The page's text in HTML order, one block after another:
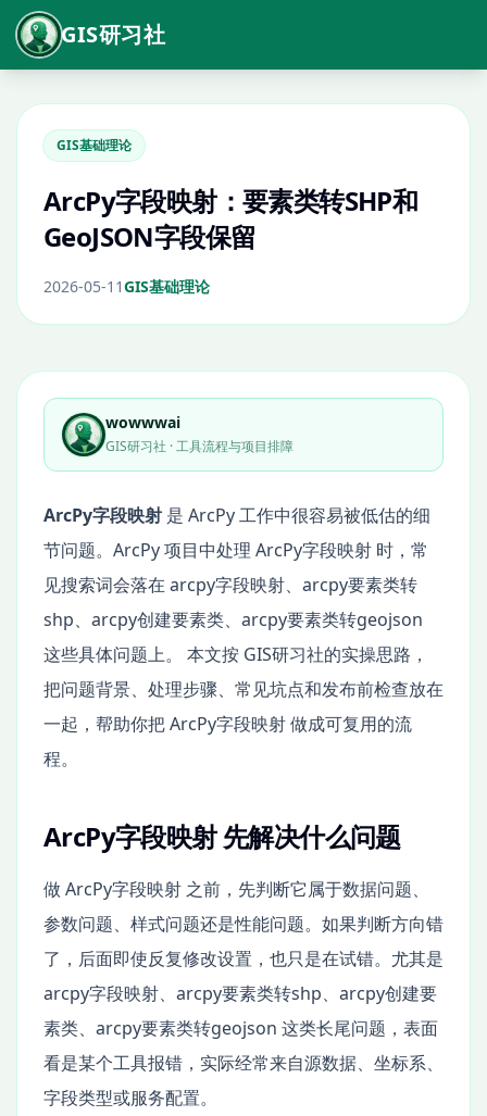
GIS研习社
GIS基础理论
ArcPy字段映射：要素类转SHP和
GeoJSON字段保留
2026-05-11GIS基础理论
wowwwai
GIS研习社 · 工具流程与项目排障
ArcPy字段映射 是 ArcPy 工作中很容易被低估的细
节问题。ArcPy 项目中处理 ArcPy字段映射 时，常
见搜索词会落在 arcpy字段映射、arcpy要素类转
shp、arcpy创建要素类、arcpy要素类转geojson
这些具体问题上。 本文按 GIS研习社的实操思路，
把问题背景、处理步骤、常见坑点和发布前检查放在
一起，帮助你把 ArcPy字段映射 做成可复用的流
程。
ArcPy字段映射 先解决什么问题
做 ArcPy字段映射 之前，先判断它属于数据问题、
参数问题、样式问题还是性能问题。如果判断方向错
了，后面即使反复修改设置，也只是在试错。尤其是
arcpy字段映射、arcpy要素类转shp、arcpy创建要
素类、arcpy要素类转geojson 这类长尾问题，表面
看是某个工具报错，实际经常来自源数据、坐标系、
字段类型或服务配置。